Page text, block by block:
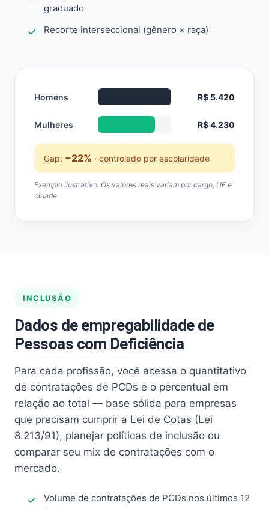
graduado
Recorte interseccional (gênero × raça)
Homens R$ 5.420
Mulheres R$ 4.230
Gap: −22% · controlado por escolaridade
Exemplo ilustrativo. Os valores reais variam por cargo, UF e
cidade.
INCLUSÃO
Dados de empregabilidade de
Pessoas com Deficiência
Para cada profissão, você acessa o quantitativo
de contratações de PCDs e o percentual em
relação ao total — base sólida para empresas
que precisam cumprir a Lei de Cotas (Lei
8.213/91), planejar políticas de inclusão ou
comparar seu mix de contratações com o
mercado.
Volume de contratações de PCDs nos últimos 12